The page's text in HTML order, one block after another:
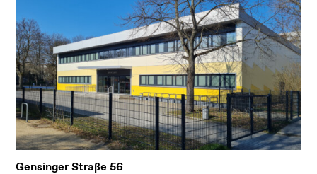
Gensinger Straße 56